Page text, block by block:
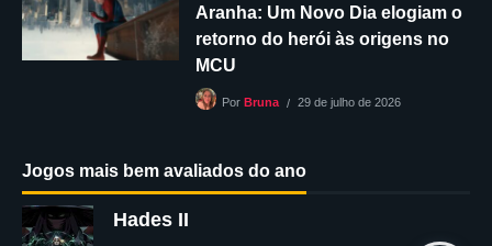
Aranha: Um Novo Dia elogiam o
retorno do herói às origens no
MCU
Por Bruna 29 de julho de 2026
Jogos mais bem avaliados do ano
Hades II